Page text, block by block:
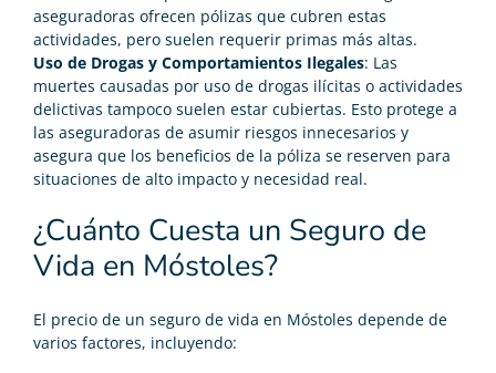
aseguradoras ofrecen pólizas que cubren estas
actividades, pero suelen requerir primas más altas.
Uso de Drogas y Comportamientos Ilegales: Las
muertes causadas por uso de drogas ilícitas o actividades
delictivas tampoco suelen estar cubiertas. Esto protege a
las aseguradoras de asumir riesgos innecesarios y
asegura que los beneficios de la póliza se reserven para
situaciones de alto impacto y necesidad real.
¿Cuánto Cuesta un Seguro de
Vida en Móstoles?
El precio de un seguro de vida en Móstoles depende de
varios factores, incluyendo: